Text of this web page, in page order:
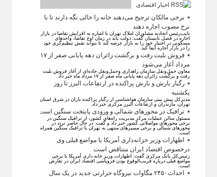
اخبار اقتصادی
برخی مالکان ترجیح می‌دهند خانه را خالی نگه دارند تا با
نرخ مصوب اجاره دهند
نایب‌رئیس اتحادیه مشاوران املاک تهران با اشاره به افزایش تقاضا در بازار
اجاره در فصل تابستان گفت: دولت باید در زمان اوج تقاضا، واحد‌های
مسکونی در اختیار خود را به بازار عرضه کند تا بتواند نقش تنظیم‌گری خود
را در بازار اجاره ایفا کند.
فروش بلیت رفت و برگشت زائران دهه پایانی صفر از ۱۷
مرداد آغاز می‌شود
معاون حمل‌ونقل سازمان راهداری وحمل‌و‌نقل جاده‌ای از آغاز فروش بلیت
رفت و برگشت زائران دهه پایانی ماه صفر از ۱۷ مرداد ماه خبر داد.
رگبار بارش و بارش پراکنده در ارتفاعات البرز تا روز
یکشنبه
مدیرکل پیش بینی سازمان هواشناسی از رگبار پراکنده باران در شرق استان
تهران، مازندران و ارتفاعات البرز مرکزی خبر داد.
ترافیک در محورهای شمالی و ورودی پایتخت سنگین است
مسئول سالن عملیات مرکز مدیریت راه‌های کشور، از ترافیک سنگین در
برخی محورهای مواصلاتی کشور خبر داد و گفت: در حال حاضر تردد در
محورهای شمالی و برخی مسیرهای منتهی به تهران با ترافیک سنگین همراه
است.
اظهارات وزیر خزانه‌داری آمریکا با مواضع قبلی وی
درخصوص اقتصاد ایران متناقض است
رئیس‌کل بانک مرکزی گفت: اظهارات وزیر خانه داری آمریکا با برخی
مواضع قبلی درباره قریب‌الوقوع بودن فروپاشی اقتصاد ایران در تعارض
است.
احداث۲۴۵۰ مگاوات نیروگاه حرارتی جدید در یک سال